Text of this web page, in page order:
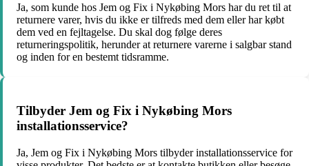
Ja, som kunde hos Jem og Fix i Nykøbing Mors har du ret til at
returnere varer, hvis du ikke er tilfreds med dem eller har købt
dem ved en fejltagelse. Du skal dog følge deres
returneringspolitik, herunder at returnere varerne i salgbar stand
og inden for en bestemt tidsramme.
Tilbyder Jem og Fix i Nykøbing Mors
installationsservice?
Ja, Jem og Fix i Nykøbing Mors tilbyder installationsservice for